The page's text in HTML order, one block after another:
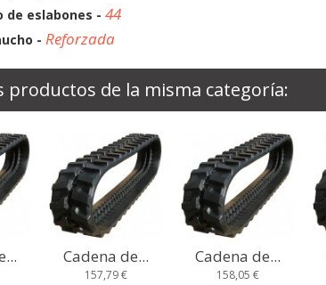
de eslabones - 44
- Reforzada
productos de la misma categoría:
Cadena de...
158,05 €
Cadena de...
167,58 €